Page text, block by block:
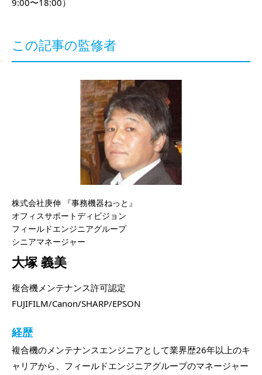
9:00〜18:00）
この記事の監修者
株式会社庚伸 『事務機器ねっと』
オフィスサポートディビジョン
フィールドエンジニアグループ
シニアマネージャー
大塚 義美
複合機メンテナンス許可認定
FUJIFILM/Canon/SHARP/EPSON
経歴
複合機のメンテナンスエンジニアとして業界歴26年以上のキ
ャリアから、フィールドエンジニアグループのマネージャー